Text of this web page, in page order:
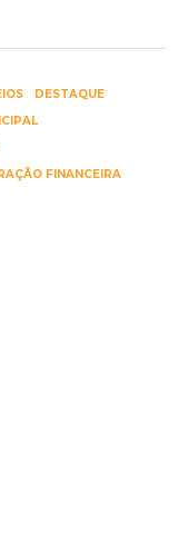
DESTAQUE
FINANCEIRA